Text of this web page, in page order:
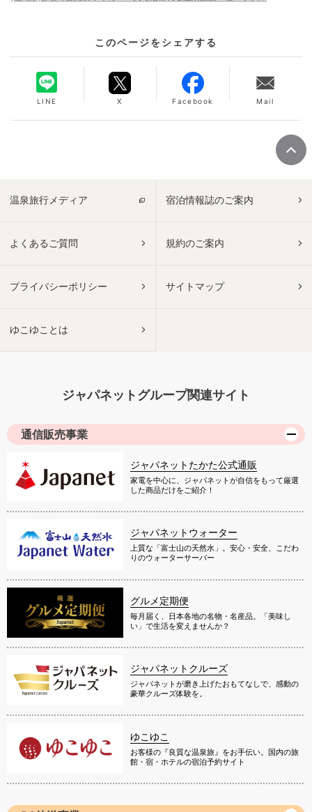
このページをシェアする
LINE X Facebook Mail
温泉旅行メディア 宿泊情報誌のご案内
よくあるご質問 規約のご案内
プライバシーポリシー サイトマップ
ゆこゆことは
ジャパネットグループ関連サイト
通信販売事業
ジャパネットたかた公式通販
家電を中心に、ジャパネットが自信をもって厳選
した商品だけをご紹介！
ジャパネットウォーター
上質な「富士山の天然水」。安心・安全、こだわ
りのウォーターサーバー
グルメ定期便
毎月届く、日本各地の名物・名産品。「美味し
い」で生活を変えませんか？
ジャパネットクルーズ
ジャパネットが磨き上げたおもてなしで、感動の
豪華クルーズ体験を。
ゆこゆこ
お客様の『良質な温泉旅』をお手伝い。国内の旅
館・宿・ホテルの宿泊予約サイト